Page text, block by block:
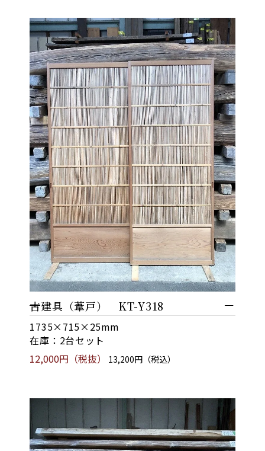
古建具（葦戸） KT-Y318
1735×715×25mm
在庫：2台セット
12,000円（税抜）
13,200円（税込）